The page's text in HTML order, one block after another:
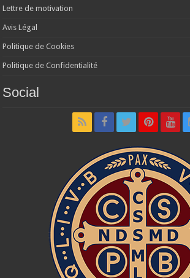
Lettre de motivation
Avis Légal
Politique de Cookies
Politique de Confidentialité
Social